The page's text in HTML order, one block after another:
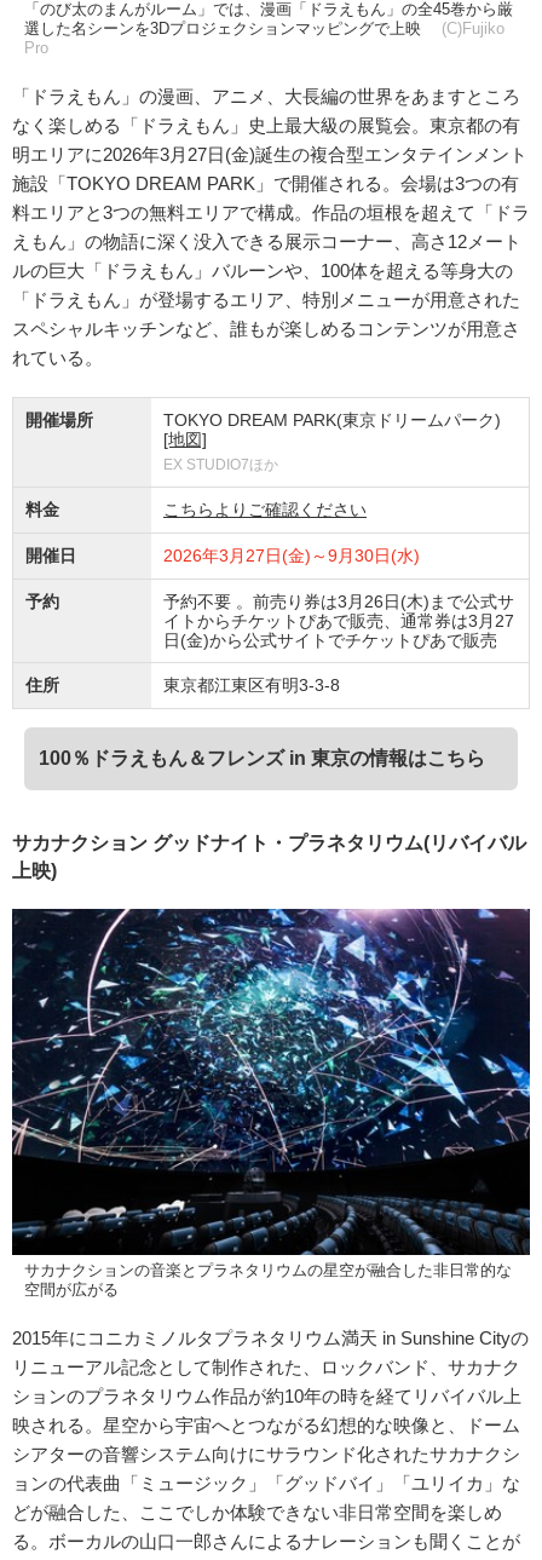
「のび太のまんがルーム」では、漫画「ドラえもん」の全45巻から厳
選した名シーンを3Dプロジェクションマッピングで上映
(C)Fujiko
Pro
「ドラえもん」の漫画、アニメ、大長編の世界をあますところ
なく楽しめる「ドラえもん」史上最大級の展覧会。東京都の有
明エリアに2026年3月27日(金)誕生の複合型エンタテインメント
施設「TOKYO DREAM PARK」で開催される。会場は3つの有
料エリアと3つの無料エリアで構成。作品の垣根を超えて「ドラ
えもん」の物語に深く没入できる展示コーナー、高さ12メート
ルの巨大「ドラえもん」バルーンや、100体を超える等身大の
「ドラえもん」が登場するエリア、特別メニューが用意された
スペシャルキッチンなど、誰もが楽しめるコンテンツが用意さ
れている。
開催場所
TOKYO DREAM PARK(東京ドリームパーク)
[地図]
EX STUDIO7ほか
料金 こちらよりご確認ください
開催日 2026年3月27日(金)～9月30日(水)
予約
予約不要 。前売り券は3月26日(木)まで公式サ
イトからチケットぴあで販売、通常券は3月27
日(金)から公式サイトでチケットぴあで販売
住所 東京都江東区有明3-3-8
100％ドラえもん＆フレンズ in 東京の情報はこちら
サカナクション グッドナイト・プラネタリウム(リバイバル
上映)
サカナクションの音楽とプラネタリウムの星空が融合した非日常的な
空間が広がる
2015年にコニカミノルタプラネタリウム満天 in Sunshine Cityの
リニューアル記念として制作された、ロックバンド、サカナク
ションのプラネタリウム作品が約10年の時を経てリバイバル上
映される。星空から宇宙へとつながる幻想的な映像と、ドーム
シアターの音響システム向けにサラウンド化されたサカナクシ
ョンの代表曲「ミュージック」「グッドバイ」「ユリイカ」な
どが融合した、ここでしか体験できない非日常空間を楽しめ
る。ボーカルの山口一郎さんによるナレーションも聞くことが